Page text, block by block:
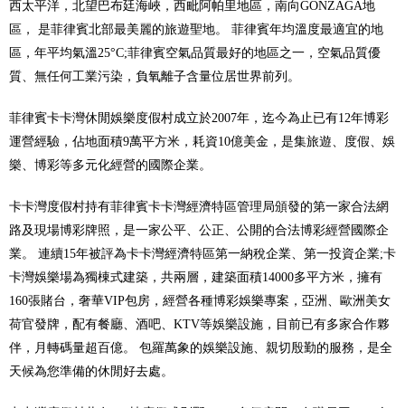
西太平洋，北望巴布廷海峽，西毗阿帕里地區，南向GONZAGA地
區， 是菲律賓北部最美麗的旅遊聖地。 菲律賓年均溫度最適宜的地
區，年平均氣溫25°C;菲律賓空氣品質最好的地區之一，空氣品質優
質、無任何工業污染，負氧離子含量位居世界前列。
菲律賓卡卡灣休閒娛樂度假村成立於2007年，迄今為止已有12年博彩
運營經驗，佔地面積9萬平方米，耗資10億美金，是集旅遊、度假、娛
樂、博彩等多元化經營的國際企業。
卡卡灣度假村持有菲律賓卡卡灣經濟特區管理局頒發的第一家合法網
路及現場博彩牌照，是一家公平、公正、公開的合法博彩經營國際企
業。 連續15年被評為卡卡灣經濟特區第一納稅企業、第一投資企業;卡
卡灣娛樂場為獨棟式建築，共兩層，建築面積14000多平方米，擁有
160張賭台，奢華VIP包房，經營各種博彩娛樂專案，亞洲、歐洲美女
荷官發牌，配有餐廳、酒吧、KTV等娛樂設施，目前已有多家合作夥
伴，月轉碼量超百億。 包羅萬象的娛樂設施、親切殷勤的服務，是全
天候為您準備的休閒好去處。